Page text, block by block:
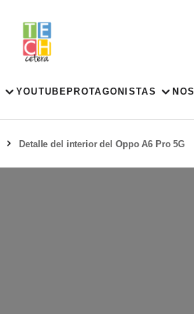
YOUTUBE PROTAGONISTAS
Detalle del interior del Oppo A6 Pro 5G